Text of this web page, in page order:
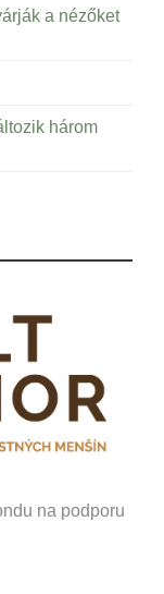
a nézőket
három
na podporu